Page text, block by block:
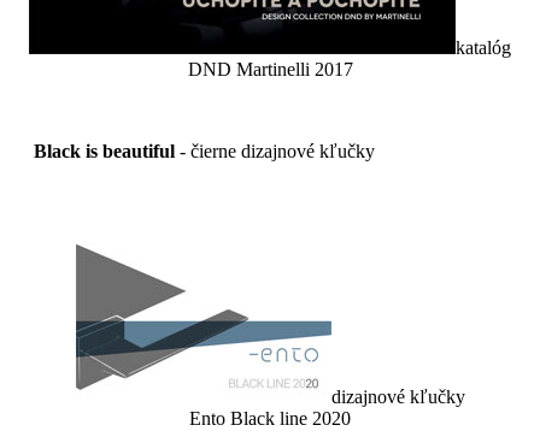
katalóg
DND Martinelli 2017
Black is beautiful - čierne dizajnové kľučky
dizajnové kľučky
Ento Black line 2020